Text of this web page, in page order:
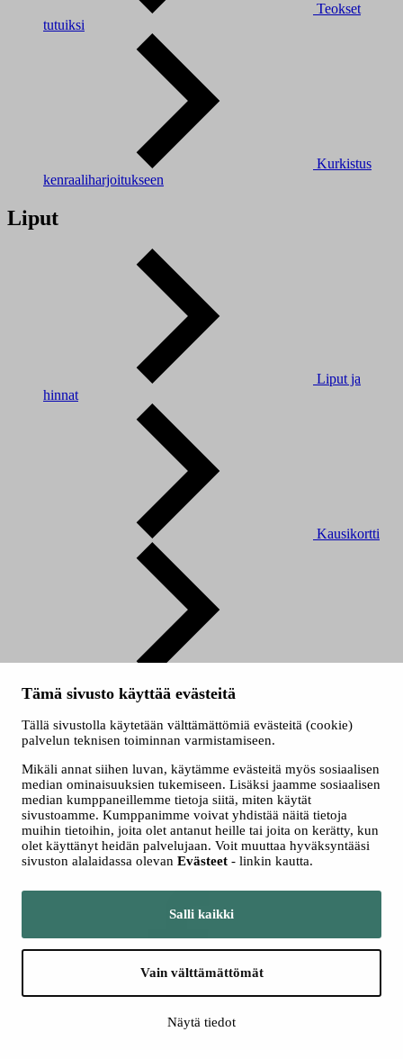
Tämä sivusto käyttää evästeitä
Tällä sivustolla käytetään välttämättömiä evästeitä (cookie)
palvelun teknisen toiminnan varmistamiseen.
Mikäli annat siihen luvan, käytämme evästeitä myös sosiaalisen
median ominaisuuksien tukemiseen. Lisäksi jaamme sosiaalisen
median kumppaneillemme tietoja siitä, miten käytät
sivustoamme. Kumppanimme voivat yhdistää näitä tietoja
muihin tietoihin, joita olet antanut heille tai joita on kerätty, kun
olet käyttänyt heidän palvelujaan. Voit muuttaa hyväksyntääsi
sivuston alalaidassa olevan Evästeet - linkin kautta.
Salli kaikki
Vain välttämättömät
Näytä tiedot
Teokset
tutuiksi
Kurkistus
kenraaliharjoitukseen
Liput
Liput ja
hinnat
Kausikortti
Ryhmät
Seuraa meitä somessa